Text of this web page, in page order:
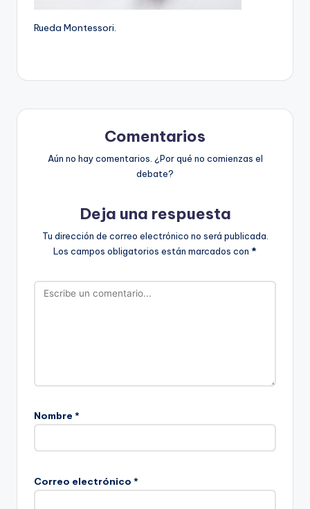
Rueda Montessori.
Comentarios
Aún no hay comentarios. ¿Por qué no comienzas el
debate?
Deja una respuesta
Tu dirección de correo electrónico no será publicada.
Los campos obligatorios están marcados con *
Nombre *
Correo electrónico *